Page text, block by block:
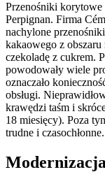
Przenośniki korytowe
Perpignan. Firma
nachylone
kakaowego z
czekoladę z cukrem.
powodowały wiele
oznaczało
obsługi.
krawędzi taśm i
18 miesięcy). Poza
trudne i czasochłonne.